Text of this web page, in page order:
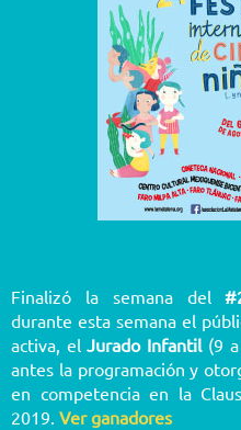
Finalizó la semana del
durante esta semana el
activa, elJurado Infantil(9 a
antes la programación y
en competencia en la
2019. Ver ganadores